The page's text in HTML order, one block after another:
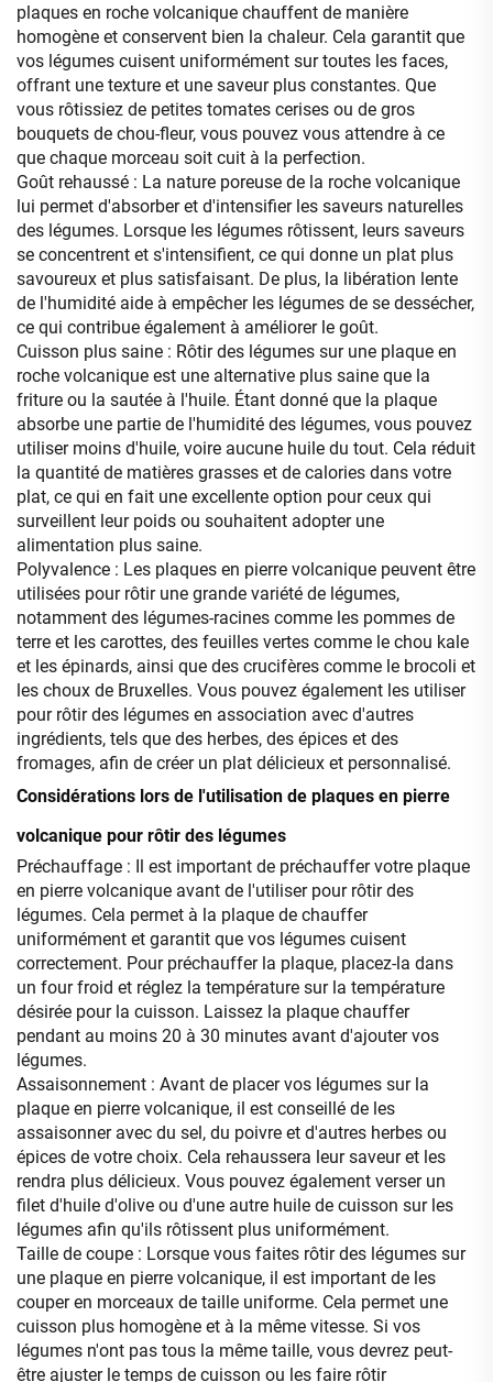
plaques en roche volcanique chauffent de manière
homogène et conservent bien la chaleur. Cela garantit que
vos légumes cuisent uniformément sur toutes les faces,
offrant une texture et une saveur plus constantes. Que
vous rôtissiez de petites tomates cerises ou de gros
bouquets de chou-fleur, vous pouvez vous attendre à ce
que chaque morceau soit cuit à la perfection.
Goût rehaussé : La nature poreuse de la roche volcanique
lui permet d'absorber et d'intensifier les saveurs naturelles
des légumes. Lorsque les légumes rôtissent, leurs saveurs
se concentrent et s'intensifient, ce qui donne un plat plus
savoureux et plus satisfaisant. De plus, la libération lente
de l'humidité aide à empêcher les légumes de se dessécher,
ce qui contribue également à améliorer le goût.
Cuisson plus saine : Rôtir des légumes sur une plaque en
roche volcanique est une alternative plus saine que la
friture ou la sautée à l'huile. Étant donné que la plaque
absorbe une partie de l'humidité des légumes, vous pouvez
utiliser moins d'huile, voire aucune huile du tout. Cela réduit
la quantité de matières grasses et de calories dans votre
plat, ce qui en fait une excellente option pour ceux qui
surveillent leur poids ou souhaitent adopter une
alimentation plus saine.
Polyvalence : Les plaques en pierre volcanique peuvent être
utilisées pour rôtir une grande variété de légumes,
notamment des légumes-racines comme les pommes de
terre et les carottes, des feuilles vertes comme le chou kale
et les épinards, ainsi que des crucifères comme le brocoli et
les choux de Bruxelles. Vous pouvez également les utiliser
pour rôtir des légumes en association avec d'autres
ingrédients, tels que des herbes, des épices et des
fromages, afin de créer un plat délicieux et personnalisé.
Considérations lors de l'utilisation de plaques en pierre
volcanique pour rôtir des légumes
Préchauffage : Il est important de préchauffer votre plaque
en pierre volcanique avant de l'utiliser pour rôtir des
légumes. Cela permet à la plaque de chauffer
uniformément et garantit que vos légumes cuisent
correctement. Pour préchauffer la plaque, placez-la dans
un four froid et réglez la température sur la température
désirée pour la cuisson. Laissez la plaque chauffer
pendant au moins 20 à 30 minutes avant d'ajouter vos
légumes.
Assaisonnement : Avant de placer vos légumes sur la
plaque en pierre volcanique, il est conseillé de les
assaisonner avec du sel, du poivre et d'autres herbes ou
épices de votre choix. Cela rehaussera leur saveur et les
rendra plus délicieux. Vous pouvez également verser un
filet d'huile d'olive ou d'une autre huile de cuisson sur les
légumes afin qu'ils rôtissent plus uniformément.
Taille de coupe : Lorsque vous faites rôtir des légumes sur
une plaque en pierre volcanique, il est important de les
couper en morceaux de taille uniforme. Cela permet une
cuisson plus homogène et à la même vitesse. Si vos
légumes n'ont pas tous la même taille, vous devrez peut-
être ajuster le temps de cuisson ou les faire rôtir